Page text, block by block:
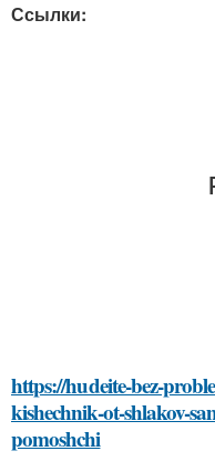
Ссылки:
https://hudeite-bez-
kishechnik-ot-shlakov-
pomoshchi